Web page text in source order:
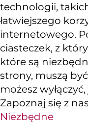
technologii,
łatwiejszego
internetowego.
ciasteczek, z
które są
strony, muszą
możesz
Zapoznaj się z
Niezbędne